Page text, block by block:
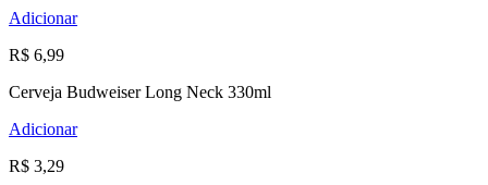
Adicionar
R$ 6,99
Cerveja Budweiser Long Neck 330ml
Adicionar
R$ 3,29